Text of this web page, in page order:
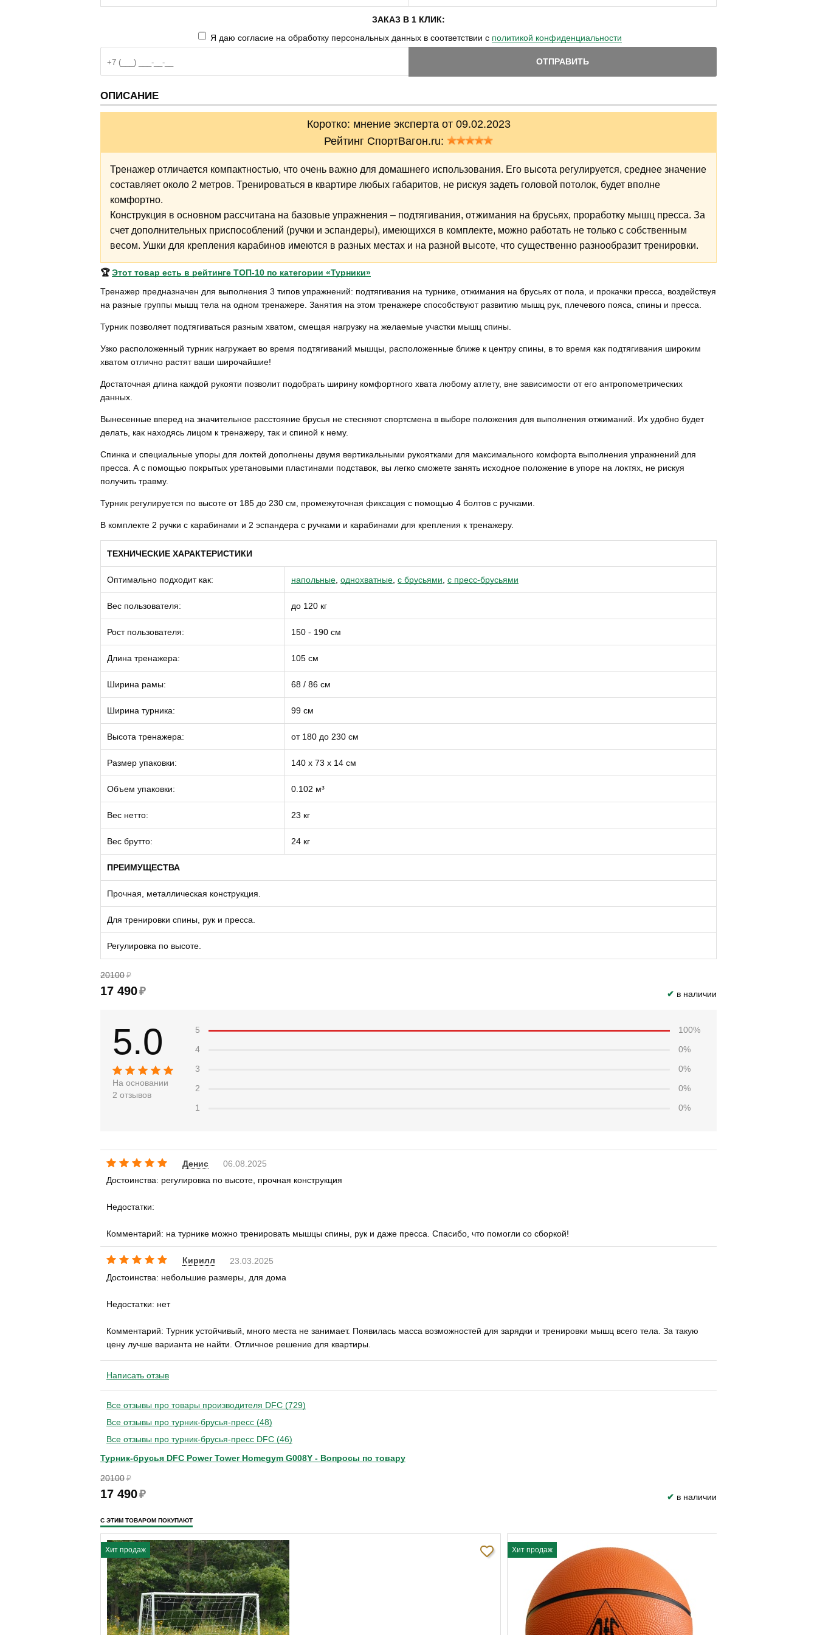
ЗАКАЗ В 1 КЛИК:
Я даю согласие на обработку персональных данных в соответствии с политикой конфиденциальности
ОТПРАВИТЬ
ОПИСАНИЕ
Коротко: мнение эксперта от 09.02.2023
Рейтинг СпортВагон.ru:
Тренажер отличается компактностью, что очень важно для домашнего использования. Его высота регулируется, среднее значение
составляет около 2 метров. Тренироваться в квартире любых габаритов, не рискуя задеть головой потолок, будет вполне
комфортно.
Конструкция в основном рассчитана на базовые упражнения – подтягивания, отжимания на брусьях, проработку мышц пресса. За
счет дополнительных приспособлений (ручки и эспандеры), имеющихся в комплекте, можно работать не только с собственным
весом. Ушки для крепления карабинов имеются в разных местах и на разной высоте, что существенно разнообразит тренировки.
🏆Этот товар есть в рейтинге ТОП-10 по категории «Турники»
Тренажер предназначен для выполнения 3 типов упражнений: подтягивания на турнике, отжимания на брусьях от пола, и прокачки пресса, воздействуя
на разные группы мышц тела на одном тренажере. Занятия на этом тренажере способствуют развитию мышц рук, плечевого пояса, спины и пресса.
Турник позволяет подтягиваться разным хватом, смещая нагрузку на желаемые участки мышц спины.
Узко расположенный турник нагружает во время подтягиваний мышцы, расположенные ближе к центру спины, в то время как подтягивания широким
хватом отлично растят ваши широчайшие!
Достаточная длина каждой рукояти позволит подобрать ширину комфортного хвата любому атлету, вне зависимости от его антропометрических
данных.
Вынесенные вперед на значительное расстояние брусья не стесняют спортсмена в выборе положения для выполнения отжиманий. Их удобно будет
делать, как находясь лицом к тренажеру, так и спиной к нему.
Спинка и специальные упоры для локтей дополнены двумя вертикальными рукоятками для максимального комфорта выполнения упражнений для
пресса. А с помощью покрытых уретановыми пластинами подставок, вы легко сможете занять исходное положение в упоре на локтях, не рискуя
получить травму.
Турник регулируется по высоте от 185 до 230 см, промежуточная фиксация с помощью 4 болтов с ручками.
В комплекте 2 ручки с карабинами и 2 эспандера с ручками и карабинами для крепления к тренажеру.
ТЕХНИЧЕСКИЕ ХАРАКТЕРИСТИКИ
Оптимально подходит как: напольные однохватные с брусьями с пресс-брусьями
Вес пользователя: до 120 кг
Рост пользователя: 150 - 190 см
Длина тренажера: 105 см
Ширина рамы: 68 / 86 см
Ширина турника: 99 см
Высота тренажера: от 180 до 230 см
Размер упаковки: 140 х 73 х 14 см
Объем упаковки: 0.102 м³
Вес нетто: 23 кг
Вес брутто: 24 кг
ПРЕИМУЩЕСТВА
Прочная, металлическая конструкция.
Для тренировки спины, рук и пресса.
Регулировка по высоте.
20100 ₽
17 490₽ ✔ в наличии
5.0
На основании
2 отзывов
5
100%
4
0%
3
0%
2
0%
1
0%
Денис
06.08.2025
Достоинства: регулировка по высоте, прочная конструкция
Недостатки:
Комментарий: на турнике можно тренировать мышцы спины, рук и даже пресса. Спасибо, что помогли со сборкой!
Кирилл
23.03.2025
Достоинства: небольшие размеры, для дома
Недостатки: нет
Комментарий: Турник устойчивый, много места не занимает. Появилась масса возможностей для зарядки и тренировки мышц всего тела. За такую
цену лучше варианта не найти. Отличное решение для квартиры.
Написать отзыв
Все отзывы про товары производителя DFC (729)
Все отзывы про турник-брусья-пресс (48)
Все отзывы про турник-брусья-пресс DFC (46)
Турник-брусья DFC Power Tower Homegym G008Y - Вопросы по товару
20100 ₽
17 490₽ ✔ в наличии
С ЭТИМ ТОВАРОМ ПОКУПАЮТ
Хит продаж Хит продаж